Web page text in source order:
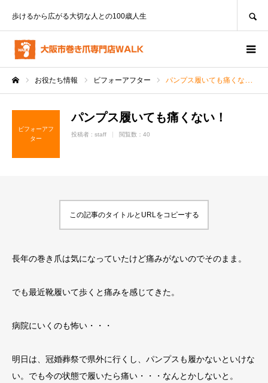
歩けるから広がる大切な人との100歳人生
お役たち情報 ビフォーアフター パンプス履いても痛くない！
ビフォーアフ
ター
パンプス履いても痛くない！
投稿者 : staff 閲覧数：40
この記事のタイトルとURLをコピーする
長年の巻き爪は気になっていたけど痛みがないのでそのまま。
でも最近靴履いて歩くと痛みを感じてきた。
病院にいくのも怖い・・・
明日は、冠婚葬祭で県外に行くし、パンプスも履かないといけな
い。でも今の状態で履いたら痛い・・・なんとかしないと。